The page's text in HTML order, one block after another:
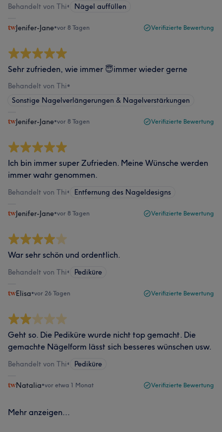
Behandelt von Thi• Nägel auffüllen
Jenifer-Jane•vor 8 Tagen Verifizierte Bewertung
Sehr zufrieden, wie immer 😇immer wieder gerne
Behandelt von Thi•
Sonstige Nagelverlängerungen & Nagelverstärkungen
Jenifer-Jane•vor 8 Tagen Verifizierte Bewertung
Ich bin immer super Zufrieden. Meine Wünsche werden
immer wahr genommen.
Behandelt von Thi• Entfernung des Nageldesigns
Jenifer-Jane•vor 8 Tagen Verifizierte Bewertung
War sehr schön und ordentlich.
Behandelt von Thi• Pediküre
Elisa•vor 26 Tagen Verifizierte Bewertung
Geht so. Die Pediküre wurde nicht top gemacht. Die
gemachte Nägelform lässt sich besseres wünschen usw.
Behandelt von Thi• Pediküre
Natalia•vor etwa 1 Monat Verifizierte Bewertung
Mehr anzeigen...